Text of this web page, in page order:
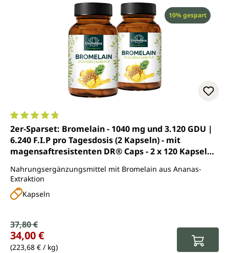
Rabatt
10% gespart
Durchschnittliche Bewertung von 4.8 von 5 Sternen
2er-Sparset: Bromelain - 1040 mg und 3.120 GDU |
6.240 F.I.P pro Tagesdosis (2 Kapseln) - mit
magensaftresistenten DR® Caps - 2 x 120 Kapseln -
Nahrungsergänzungsmittel mit Bromelain aus Ananas-
Extraktion
Kapseln
Verkaufspreis:
Regulärer Preis:
37,80 €
34,00 €
(223,68 € / kg)